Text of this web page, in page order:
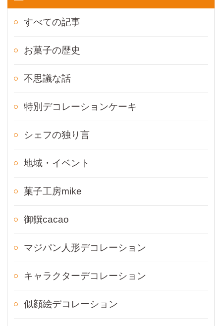
すべての記事
お菓子の歴史
不思議な話
特別デコレーションケーキ
シェフの独り言
地域・イベント
菓子工房mike
御饌cacao
マジパン人形デコレーション
キャラクターデコレーション
似顔絵デコレーション